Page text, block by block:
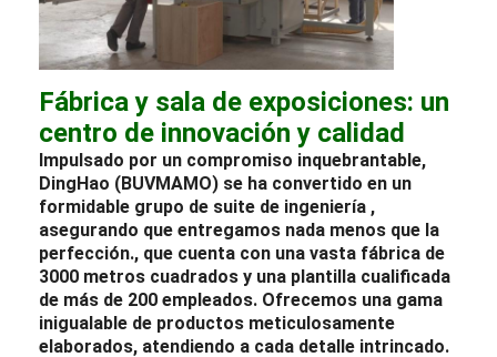
Fábrica y sala de exposiciones: un
centro de innovación y calidad
Impulsado por un compromiso inquebrantable,
DingHao (BUVMAMO) se ha convertido en un
formidable grupo de suite de ingeniería ,
asegurando que entregamos nada menos que la
perfección., que cuenta con una vasta fábrica de
3000 metros cuadrados y una plantilla cualificada
de más de 200 empleados. Ofrecemos una gama
inigualable de productos meticulosamente
elaborados, atendiendo a cada detalle intrincado.